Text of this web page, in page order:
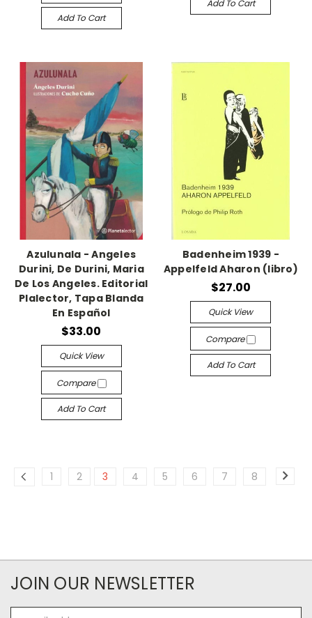
Add To Cart
Add To Cart
Azulunala - Angeles
Durini, De Durini, Maria
De Los Angeles. Editorial
Plalector, Tapa Blanda
En Español
$33.00
Quick View
Compare
Add To Cart
Badenheim 1939 -
Appelfeld Aharon (libro)
$27.00
Quick View
Compare
Add To Cart
1 2 3 4 5 6 7 8
JOIN OUR NEWSLETTER